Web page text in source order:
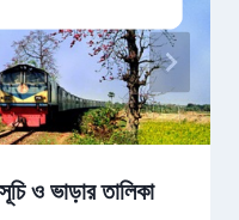
ও ভাড়ার তালিকা